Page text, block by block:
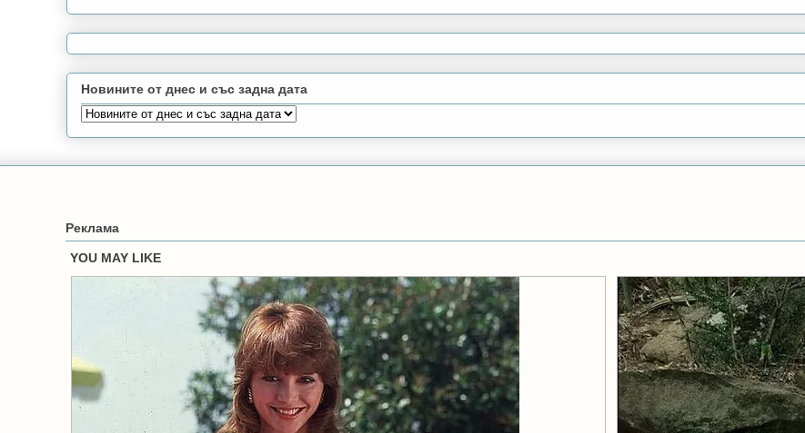
Новините от днес и със задна дата
Реклама